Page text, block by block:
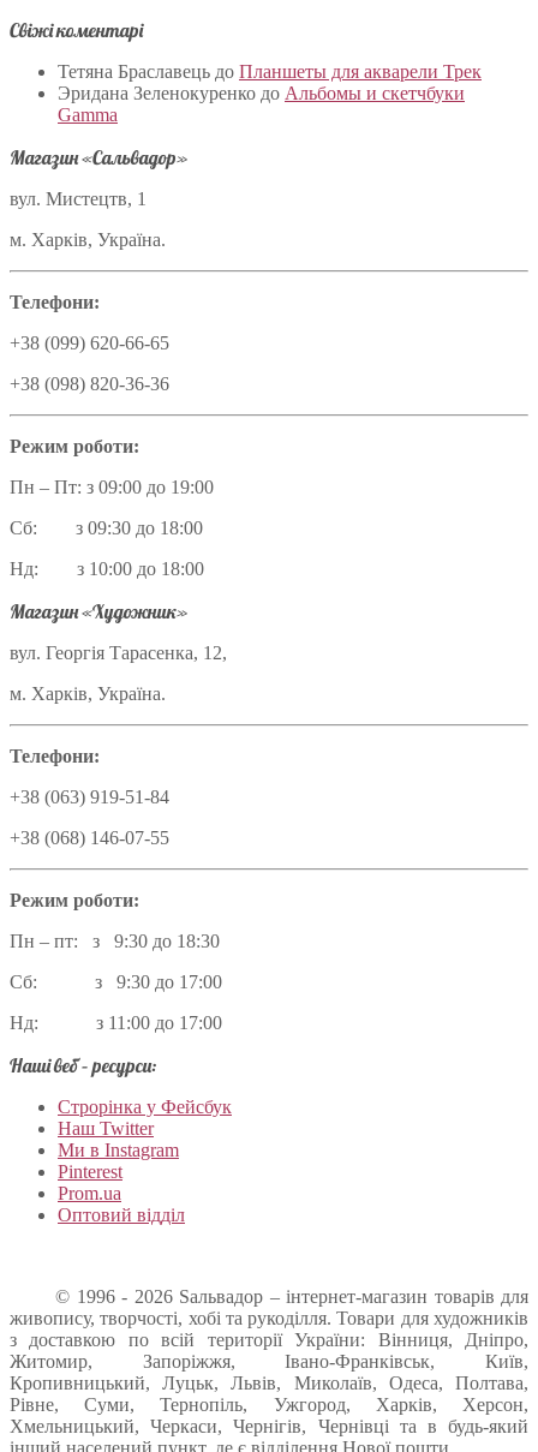
Свіжі коментарі
Тетяна Браславець до Планшеты для акварели Трек
Эридана Зеленокуренко до Альбомы и скетчбуки
Gamma
Магазин «Сальвадор»
вул. Мистецтв, 1
м. Харків, Україна.
Телефони:
+38 (099) 620-66-65
+38 (098) 820-36-36
Режим роботи:
Пн – Пт: з 09:00 до 19:00
Сб: з 09:30 до 18:00
Нд: з 10:00 до 18:00
Магазин «Художник»
вул. Георгія Тарасенка, 12,
м. Харків, Україна.
Телефони:
+38 (063) 919-51-84
+38 (068) 146-07-55
Режим роботи:
Пн – пт: з 9:30 до 18:30
Сб: з 9:30 до 17:00
Нд: з 11:00 до 17:00
Наші веб – ресурси:
Строрінка у Фейсбук
Наш Twitter
Ми в Instagram
Pinterest
Prom.ua
Оптовий відділ
© 1996 - 2026 Sальвадор – інтернет-магазин товарів для
живопису, творчості, хобі та рукоділля. Товари для художників
з доставкою по всій території України: Вінниця, Дніпро,
Житомир, Запоріжжя, Івано-Франківськ, Київ,
Кропивницький, Луцьк, Львів, Миколаїв, Одеса, Полтава,
Рівне, Суми, Тернопіль, Ужгород, Харків, Херсон,
Хмельницький, Черкаси, Чернігів, Чернівці та в будь-який